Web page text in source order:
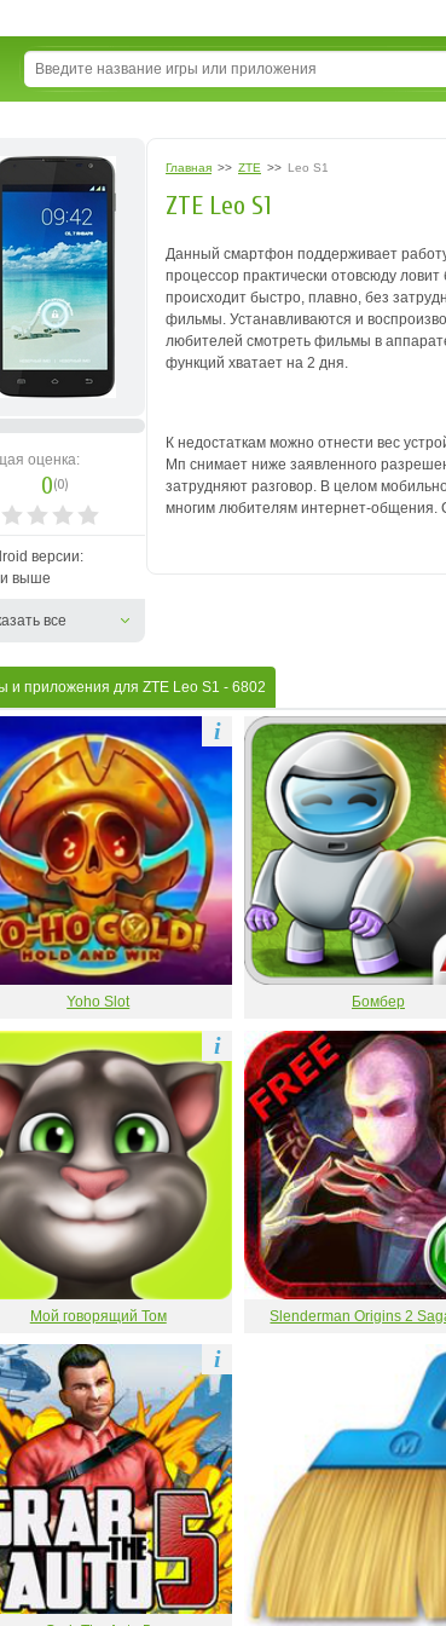
оценка:
0(0)
версии:
выше
все
Главная >> ZTE >> Leo S1
ZTE Leo S1
Данный смартфон поддерживает
процессор практически отовсюду
происходит быстро, плавно, без
фильмы. Устанавливаются и
любителей смотреть фильмы в
функций хватает на 2 дня.
К недостаткам можно отнести вес
Мп снимает ниже заявленного
затрудняют разговор. В целом
многим любителям интернет-общения.
и приложения для ZTE Leo S1 - 6802
Yoho Slot
i
Бомбер
Мой говорящий Том
i
Slenderman Origins 2
i